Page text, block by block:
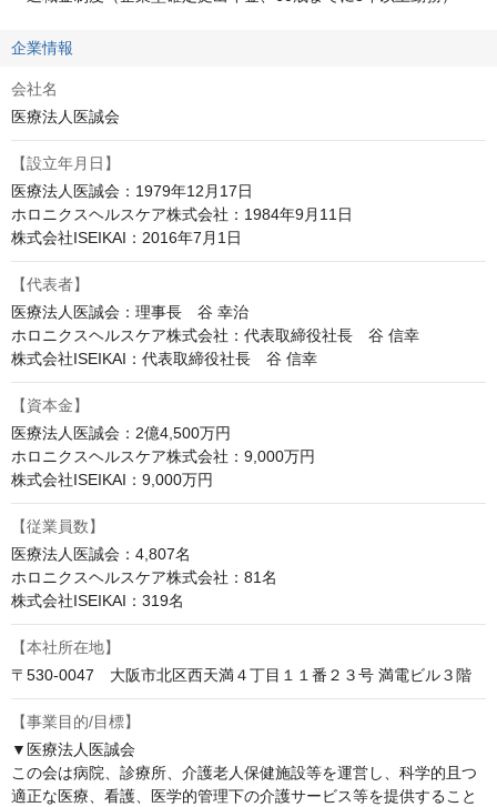
企業情報
会社名
医療法人医誠会
【設立年月日】
医療法人医誠会：1979年12月17日
ホロニクスヘルスケア株式会社：1984年9月11日
株式会社ISEIKAI：2016年7月1日
【代表者】
医療法人医誠会：理事長　谷 幸治
ホロニクスヘルスケア株式会社：代表取締役社長　谷 信幸
株式会社ISEIKAI：代表取締役社長　谷 信幸
【資本金】
医療法人医誠会：2億4,500万円
ホロニクスヘルスケア株式会社：9,000万円
株式会社ISEIKAI：9,000万円
【従業員数】
医療法人医誠会：4,807名
ホロニクスヘルスケア株式会社：81名
株式会社ISEIKAI：319名
【本社所在地】
〒530-0047　大阪市北区西天満４丁目１１番２３号 満電ビル３階
【事業目的/目標】
▼医療法人医誠会
この会は病院、診療所、介護老人保健施設等を運営し、科学的且つ
適正な医療、看護、医学的管理下の介護サービス等を提供すること